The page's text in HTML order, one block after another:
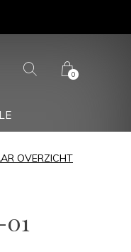
0
OVERZICHT